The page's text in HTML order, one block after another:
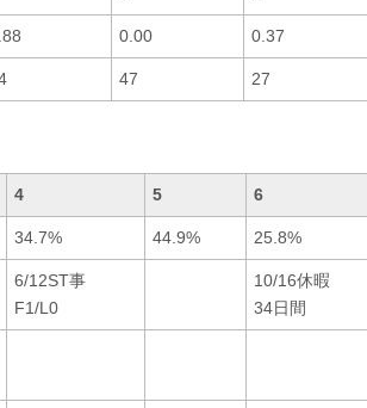
0.00 0.37
47 27
4 5 6
34.7% 44.9% 25.8%
6/12ST事
F1/L0
10/16休暇
34日間